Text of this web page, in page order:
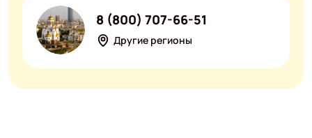
Другие регионы
8 (800) 707-66-51